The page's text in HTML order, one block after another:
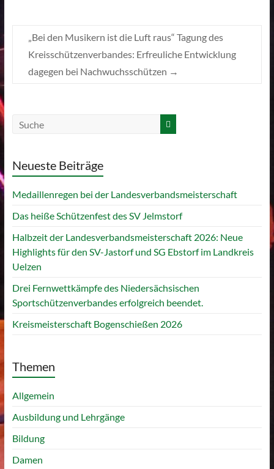
„Bei den Musikern ist die Luft raus“ Tagung des
Kreisschützenverbandes: Erfreuliche Entwicklung
dagegen bei Nachwuchsschützen →
Neueste Beiträge
Medaillenregen bei der Landesverbandsmeisterschaft
Das heiße Schützenfest des SV Jelmstorf
Halbzeit der Landesverbandsmeisterschaft 2026: Neue
Highlights für den SV-Jastorf und SG Ebstorf im Landkreis
Uelzen
Drei Fernwettkämpfe des Niedersächsischen
Sportschützenverbandes erfolgreich beendet.
Kreismeisterschaft Bogenschießen 2026
Themen
Allgemein
Ausbildung und Lehrgänge
Bildung
Damen